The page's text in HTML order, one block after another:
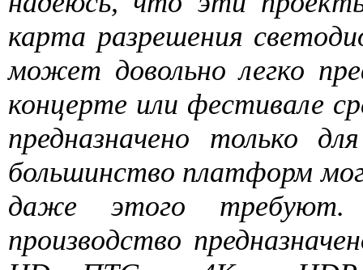
карта разрешения
может довольно легко
концерте или фестивале
предназначено только
большинство платформ
даже этого
производство